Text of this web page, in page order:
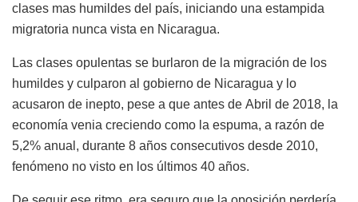
clases mas humildes del país, iniciando una estampida
migratoria nunca vista en Nicaragua.
Las clases opulentas se burlaron de la migración de los
humildes y culparon al gobierno de Nicaragua y lo
acusaron de inepto, pese a que antes de Abril de 2018, la
economía venia creciendo como la espuma, a razón de
5,2% anual, durante 8 años consecutivos desde 2010,
fenómeno no visto en los últimos 40 años.